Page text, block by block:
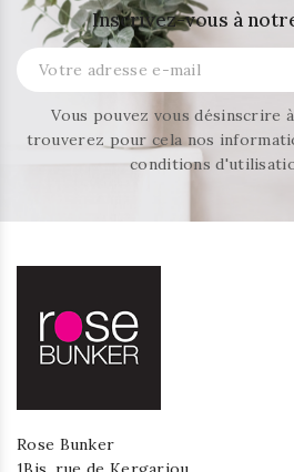
Inscrivez-vous à
Vous pouvez vous désinscrire
trouverez pour cela nos
conditions
Rose Bunker